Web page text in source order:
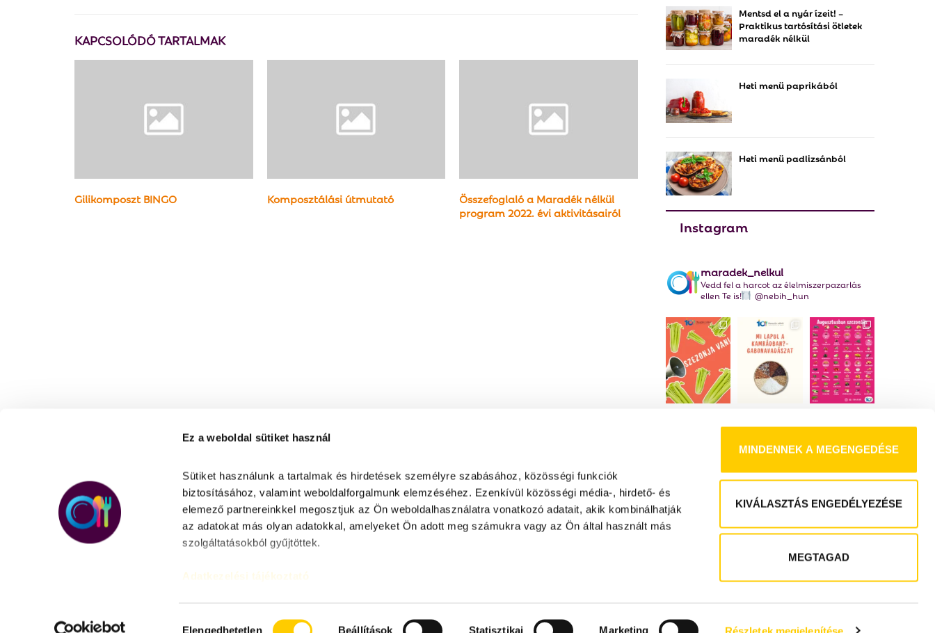
Ez a weboldal sütiket használ
Sütiket használunk a tartalmak és hirdetések személyre szabásához, közösségi funkciók
biztosításához, valamint weboldalforgalmunk elemzéséhez. Ezenkívül közösségi média-, hirdető- és
elemező partnereinkkel megosztjuk az Ön weboldalhasználatra vonatkozó adatait, akik kombinálhatják
az adatokat más olyan adatokkal, amelyeket Ön adott meg számukra vagy az Ön által használt más
szolgáltatásokból gyűjtöttek.
Adatkezelési tájékoztató
Elengedhetetlen Beállítások Statisztikai Marketing Részletek megjelenítése
MINDENNEK A MEGENGEDÉSE
KIVÁLASZTÁS ENGEDÉLYEZÉSE
MEGTAGAD
KAPCSOLÓDÓ TARTALMAK
Gilikomposzt BINGO Komposztálási útmutató
Összefoglaló a Maradék nélkül
program 2022. évi aktivitásairól
f
o
r
Mentsd el a nyár ízeit! –
Praktikus tartósítási ötletek
maradék nélkül
Heti menü paprikából
Heti menü padlizsánból
Instagram
maradek_nelkul
Vedd fel a harcot az élelmiszerpazarlás
ellen Te is!
@nebih_hun